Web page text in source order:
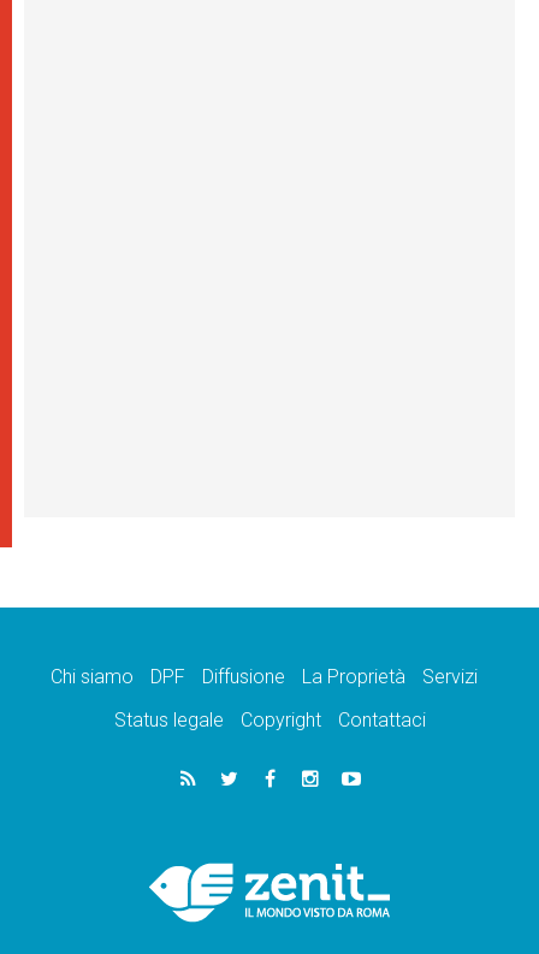
Chi siamo DPF Diffusione La Proprietà
Servizi
Status legale
Copyright Contattaci